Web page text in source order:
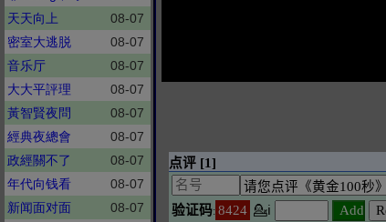
天天向上
08-07
密室大逃脱
08-07
音乐厅
08-07
大大平評理
08-07
黃智賢夜問
08-07
經典夜總會
08-07
政經關不了
08-07
年代向钱看
08-07
新闻面对面
08-07